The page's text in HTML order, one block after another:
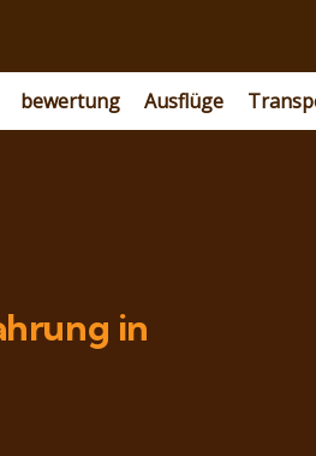
bewertung Ausflüge
in